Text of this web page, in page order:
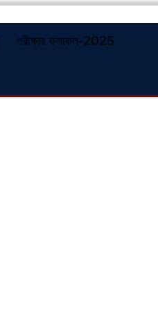
পরীক্ষার ফলাফল-2025